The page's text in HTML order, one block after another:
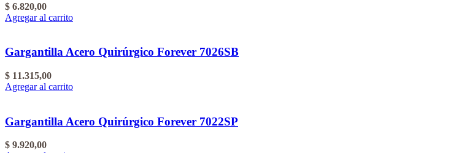
$ 6.820,00
Agregar al carrito
Gargantilla Acero Quirúrgico Forever 7026SB
$ 11.315,00
Agregar al carrito
Gargantilla Acero Quirúrgico Forever 7022SP
$ 9.920,00